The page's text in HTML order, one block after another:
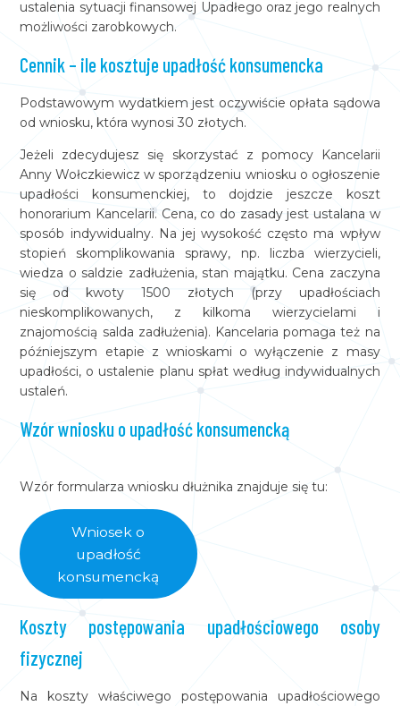
ustalenia sytuacji finansowej Upadłego oraz jego realnych
możliwości zarobkowych.
Cennik – ile kosztuje upadłość konsumencka
Podstawowym wydatkiem jest oczywiście opłata sądowa
od wniosku, która wynosi 30 złotych.
Jeżeli zdecydujesz się skorzystać z pomocy Kancelarii
Anny Wołczkiewicz w sporządzeniu wniosku o ogłoszenie
upadłości konsumenckiej, to dojdzie jeszcze koszt
honorarium Kancelarii. Cena, co do zasady jest ustalana w
sposób indywidualny. Na jej wysokość często ma wpływ
stopień skomplikowania sprawy, np. liczba wierzycieli,
wiedza o saldzie zadłużenia, stan majątku. Cena zaczyna
się od kwoty 1500 złotych (przy upadłościach
nieskomplikowanych, z kilkoma wierzycielami i
znajomością salda zadłużenia). Kancelaria pomaga też na
późniejszym etapie z wnioskami o wyłączenie z masy
upadłości, o ustalenie planu spłat według indywidualnych
ustaleń.
Wzór wniosku o upadłość konsumencką
Wzór formularza wniosku dłużnika znajduje się tu:
Wniosek o
upadłość
konsumencką
Koszty postępowania upadłościowego osoby
fizycznej
Na koszty właściwego postępowania upadłościowego